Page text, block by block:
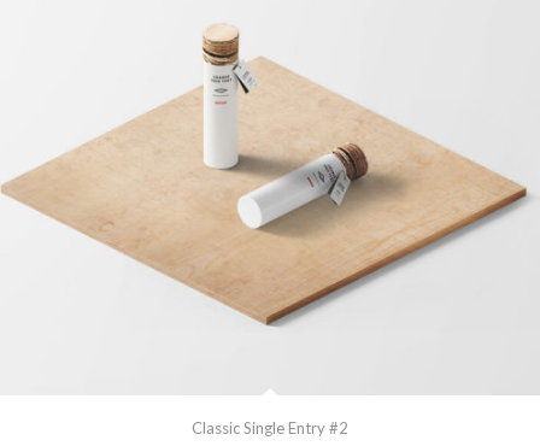
Classic Single Entry #2